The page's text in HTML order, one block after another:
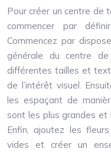
Pour créer un centre de
commencer par
Commencez par
générale du centre
différentes tailles et
de l’intérêt visuel.
les espaçant de
sont les plus grandes et
Enfin, ajoutez les
vides et créer un